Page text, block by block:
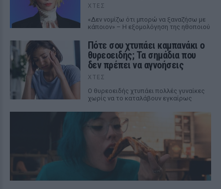
ΧΤΕΣ
«Δεν νομίζω ότι μπορώ να ξαναζήσω με
κάποιον» – Η εξομολόγηση της ηθοποιού
Πότε σου χτυπάει καμπανάκι ο
θυρεοειδής; Τα σημάδια που
δεν πρέπει να αγνοήσεις
ΧΤΕΣ
Ο θυρεοειδής χτυπάει πολλές γυναίκες
χωρίς να το καταλάβουν εγκαίρως